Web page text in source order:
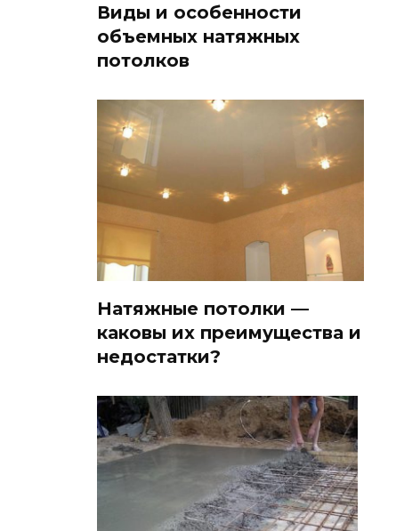
Виды и особенности
объемных натяжных
потолков
Натяжные потолки —
каковы их преимущества и
недостатки?